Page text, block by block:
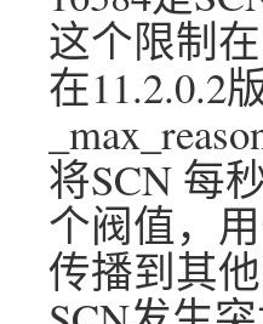
这个限制
在11.2.0.2
将SCN 每
个阀值，
传播到其